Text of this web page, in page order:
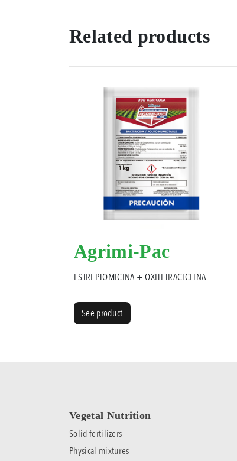
Related products
Agrimi-Pac
ESTREPTOMICINA + OXITETRACICLINA
See product
Vegetal Nutrition
Solid fertilizers
Physical mixtures